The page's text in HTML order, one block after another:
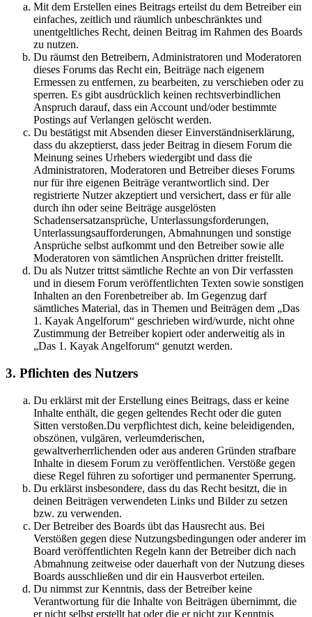
Mit dem Erstellen eines Beitrags erteilst du dem Betreiber ein
einfaches, zeitlich und räumlich unbeschränktes und
unentgeltliches Recht, deinen Beitrag im Rahmen des Boards
zu nutzen.
Du räumst den Betreibern, Administratoren und Moderatoren
dieses Forums das Recht ein, Beiträge nach eigenem
Ermessen zu entfernen, zu bearbeiten, zu verschieben oder zu
sperren. Es gibt ausdrücklich keinen rechtsverbindlichen
Anspruch darauf, dass ein Account und/oder bestimmte
Postings auf Verlangen gelöscht werden.
Du bestätigst mit Absenden dieser Einverständniserklärung,
dass du akzeptierst, dass jeder Beitrag in diesem Forum die
Meinung seines Urhebers wiedergibt und dass die
Administratoren, Moderatoren und Betreiber dieses Forums
nur für ihre eigenen Beiträge verantwortlich sind. Der
registrierte Nutzer akzeptiert und versichert, dass er für alle
durch ihn oder seine Beiträge ausgelösten
Schadensersatzansprüche, Unterlassungsforderungen,
Unterlassungsaufforderungen, Abmahnungen und sonstige
Ansprüche selbst aufkommt und den Betreiber sowie alle
Moderatoren von sämtlichen Ansprüchen dritter freistellt.
Du als Nutzer trittst sämtliche Rechte an von Dir verfassten
und in diesem Forum veröffentlichten Texten sowie sonstigen
Inhalten an den Forenbetreiber ab. Im Gegenzug darf
sämtliches Material, das in Themen und Beiträgen dem „Das
1. Kayak Angelforum“ geschrieben wird/wurde, nicht ohne
Zustimmung der Betreiber kopiert oder anderweitig als in
„Das 1. Kayak Angelforum“ genutzt werden.
3. Pflichten des Nutzers
Du erklärst mit der Erstellung eines Beitrags, dass er keine
Inhalte enthält, die gegen geltendes Recht oder die guten
Sitten verstoßen.Du verpflichtest dich, keine beleidigenden,
obszönen, vulgären, verleumderischen,
gewaltverherrlichenden oder aus anderen Gründen strafbare
Inhalte in diesem Forum zu veröffentlichen. Verstöße gegen
diese Regel führen zu sofortiger und permanenter Sperrung.
Du erklärst insbesondere, dass du das Recht besitzt, die in
deinen Beiträgen verwendeten Links und Bilder zu setzen
bzw. zu verwenden.
Der Betreiber des Boards übt das Hausrecht aus. Bei
Verstößen gegen diese Nutzungsbedingungen oder anderer im
Board veröffentlichten Regeln kann der Betreiber dich nach
Abmahnung zeitweise oder dauerhaft von der Nutzung dieses
Boards ausschließen und dir ein Hausverbot erteilen.
Du nimmst zur Kenntnis, dass der Betreiber keine
Verantwortung für die Inhalte von Beiträgen übernimmt, die
er nicht selbst erstellt hat oder die er nicht zur Kenntnis